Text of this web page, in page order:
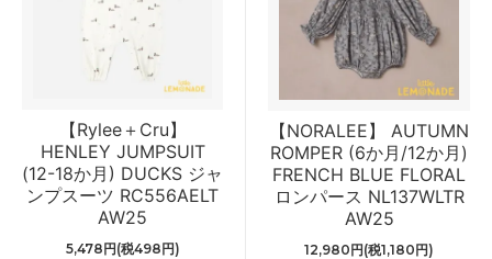
【Rylee＋Cru】
HENLEY JUMPSUIT
(12-18か月) DUCKS ジャ
ンプスーツ RC556AELT
AW25
5,478円(税498円)
【NORALEE】 AUTUMN
ROMPER (6か月/12か月)
FRENCH BLUE FLORAL
ロンパース NL137WLTR
AW25
12,980円(税1,180円)